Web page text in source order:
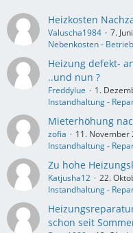
Heizkosten
Valuscha1984
7.
Nebenkosten -
Heizung defekt-
..und nun ?
Freddylue
1.
Instandhaltung -
Mieterhöhung
zofia
11. November
Instandhaltung -
Zu hohe
Katjusha12
22.
Instandhaltung -
schon seit